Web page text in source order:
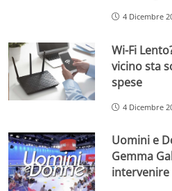
4 Dicembre
Wi-Fi
vicino sta
spese
4 Dicembre
Uomini e
Gemma